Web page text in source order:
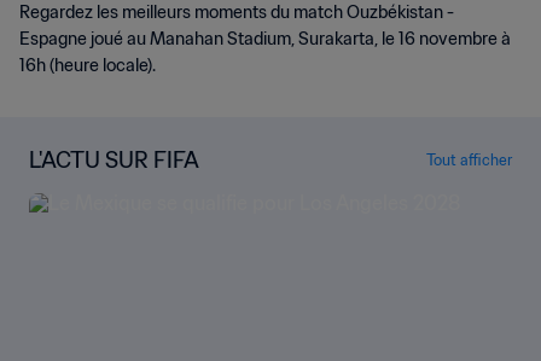
Regardez les meilleurs moments du match Ouzbékistan -
Espagne joué au Manahan Stadium, Surakarta, le 16 novembre à
16h (heure locale).
L'ACTU SUR FIFA Tout afficher